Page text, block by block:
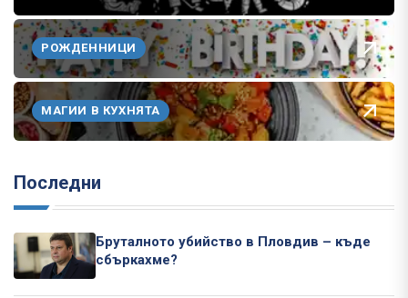
РОЖДЕННИЦИ
МАГИИ В КУХНЯТА
Последни
Бруталното убийство в Пловдив – къде
сбъркахме?